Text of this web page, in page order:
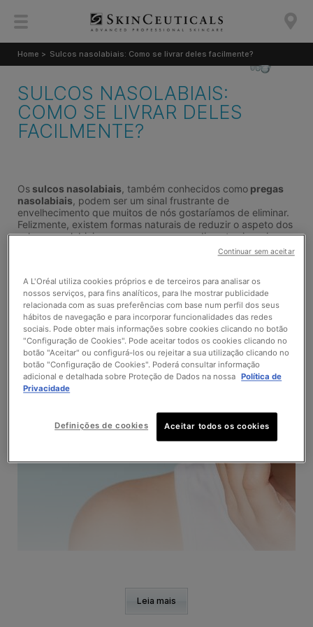
Home > Sulcos nasolabiais: Como se livrar deles facilmente?
SULCOS NASOLABIAIS:
COMO SE LIVRAR DELES
FACILMENTE?
Os sulcos nasolabiais, também conhecidos como pregas
nasolabiais, podem ser um sinal frustrante de
envelhecimento que muitos de nós gostaríamos de eliminar.
Felizmente, existem formas naturais de reduzir o aspeto dos
sulcos nasolabiais sem recorrer a procedimentos invasivos.
causas dos sulcos
e dar dicas sobre como se livrar deles
Leia mais
A L'Oréal utiliza cookies próprios e de terceiros para analisar os
nossos serviços, para fins analíticos, para lhe mostrar publicidade
relacionada com as suas preferências com base num perfil dos seus
hábitos de navegação e para incorporar funcionalidades das redes
sociais. Pode obter mais informações sobre cookies clicando no botão
"Configuração de Cookies". Pode aceitar todos os cookies clicando no
botão "Aceitar" ou configurá-los ou rejeitar a sua utilização clicando no
botão "Configuração de Cookies". Poderá consultar informação
adicional e detalhada sobre Proteção de Dados na nossa Política de
Privacidade
Definições de cookies Aceitar todos os cookies
Continuar sem aceitar